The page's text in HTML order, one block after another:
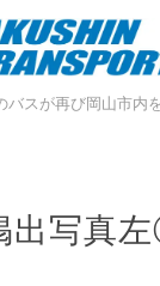
バスが再び岡山市内
出写真